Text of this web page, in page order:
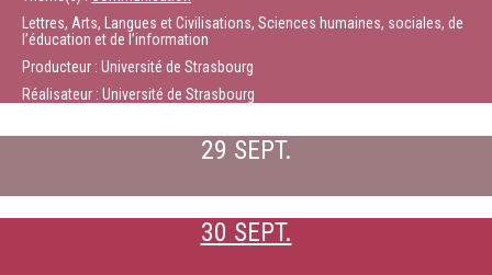
Lettres, Arts, Langues et Civilisations, Sciences humaines, sociales, de
l’éducation et de l’information
Producteur : Université de Strasbourg
Réalisateur : Université de Strasbourg
29 SEPT.
30 SEPT.